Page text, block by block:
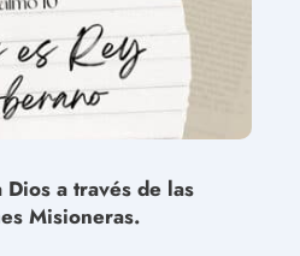
a través de las
Misioneras.